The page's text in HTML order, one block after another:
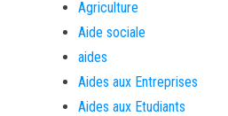
Agriculture
Aide sociale
aides
Aides aux Entreprises
Aides aux Etudiants